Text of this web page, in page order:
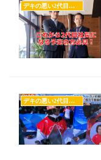
デキの悪い2代目社長候補
デキの悪い2代目社長候補